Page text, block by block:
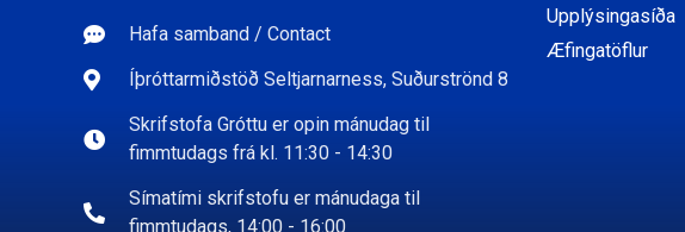
Hafa samband / Contact
Íþróttarmiðstöð Seltjarnarness, Suðurströnd 8
Skrifstofa Gróttu er opin mánudag til
fimmtudags frá kl. 11:30 - 14:30
Símatími skrifstofu er mánudaga til
fimmtudags, 14:00 - 16:00
Upplýsingasíða
Æfingatöflur